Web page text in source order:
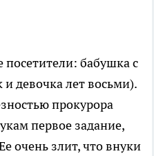
посетители: бабушка с
девочка лет восьми).
прокурора
первое задание,
очень злит, что внуки